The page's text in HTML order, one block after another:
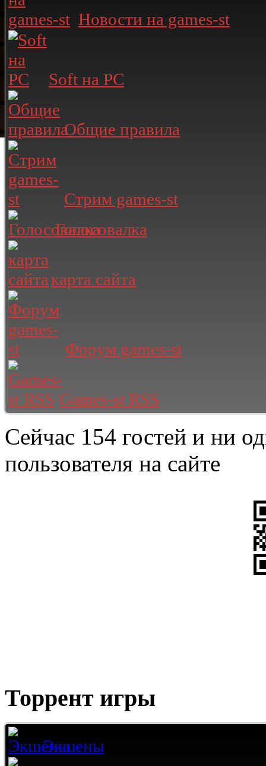
Новости на games-st
Soft на PC
Общие правила
Стрим games-st
Голосовалка
карта сайта
Форум games-st
Games-st RSS
Сейчас 154 гостей и ни
пользователя на сайте
Торрент игры
Экшены